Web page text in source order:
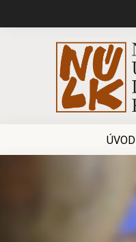
ÚVOD